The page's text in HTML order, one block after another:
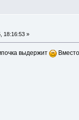
18:16:53 »
выдержит